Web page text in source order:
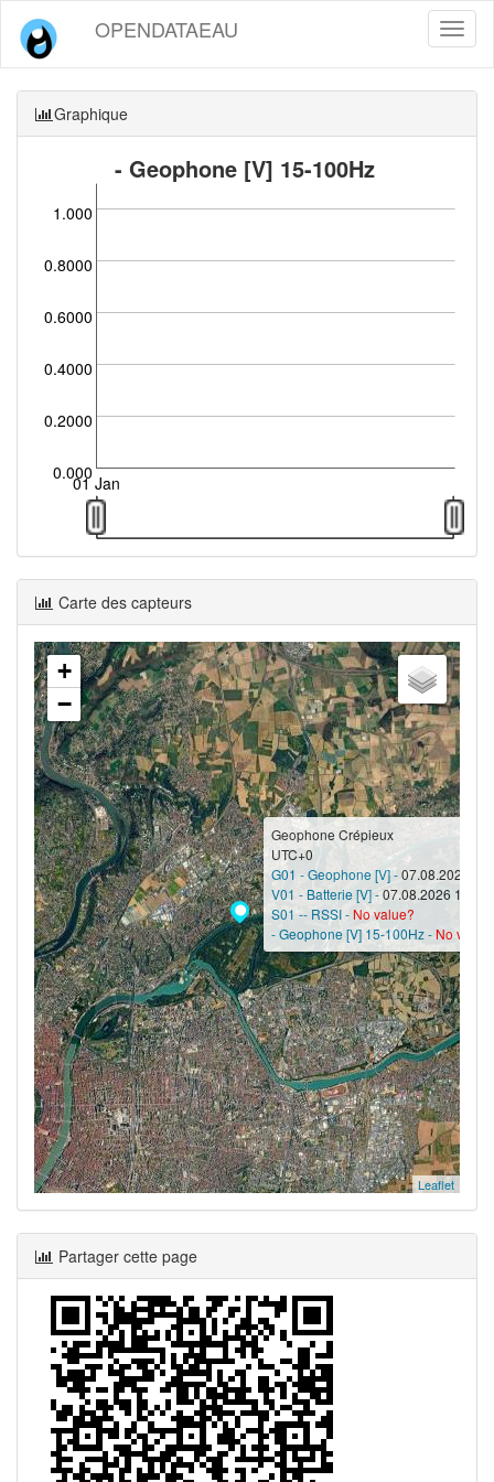
OPENDATAEAU
Graphique
- Geophone [V] 15-100Hz
0.000
0.2000
0.4000
0.6000
0.8000
1.000
01 Jan
Carte des capteurs
Geophone Crépieux
UTC+0
G01 - Geophone [V] -07.08.2026
V01 - Batterie [V] -07.08.2026 10:30
S01 -- RSSI - No value?
- Geophone [V] 15-100Hz - No
+
−
Leaflet
Partager cette page